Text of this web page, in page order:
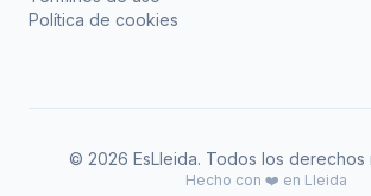
Política de cookies
© 2026 EsLleida. Todos los derechos
Hecho con ❤️ en Lleida